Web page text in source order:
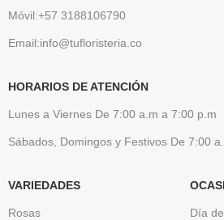
Móvil:+57 3188106790
Email:info@tufloristeria.co
HORARIOS DE ATENCIÓN
Lunes a Viernes De 7:00 a.m a 7:00 p.m
Sábados, Domingos y Festivos De 7:00
VARIEDADES
Rosas Día